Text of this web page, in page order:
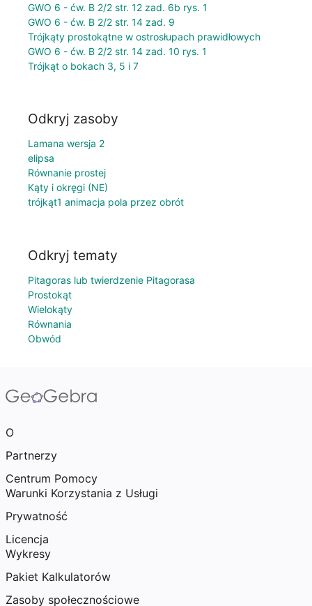
GWO 6 - ćw. B 2/2 str. 12 zad. 6b rys. 1
GWO 6 - ćw. B 2/2 str. 14 zad. 9
Trójkąty prostokątne w ostrosłupach prawidłowych
GWO 6 - ćw. B 2/2 str. 14 zad. 10 rys. 1
Trójkąt o bokach 3, 5 i 7
Odkryj zasoby
Lamana wersja 2
elipsa
Równanie prostej
Kąty i okręgi (NE)
trójkąt1 animacja pola przez obrót
Odkryj tematy
Pitagoras lub twierdzenie Pitagorasa
Prostokąt
Wielokąty
Równania
Obwód
O
Partnerzy
Centrum Pomocy
Warunki Korzystania z Usługi
Prywatność
Licencja
Wykresy
Pakiet Kalkulatorów
Zasoby społecznościowe